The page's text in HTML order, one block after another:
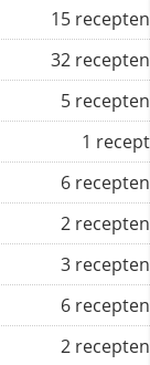
15 recepten
32 recepten
5 recepten
1 recept
6 recepten
2 recepten
3 recepten
6 recepten
2 recepten